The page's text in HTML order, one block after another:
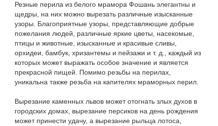
Резные перила из белого мрамора Фошань элегантны и
щедры, на них можно вырезать различные изысканные
узоры. Благоприятные узоры, представляющие добрые
пожелания людей, различные яркие цветы, насекомые,
птицы и животные, изысканные и красивые сливы,
орхидеи, бамбук, хризантемы и пейзажи и т. д., каждый из
которых может выражать особое значение и является
прекрасной пищей. Помимо резьбы на перилах,
уникальна также резьба на капителях мраморных перил.
Вырезание каменных львов может отогнать злых духов в
городских домах, вырезание персиков на день рождения
может принести удачу, а вырезание рыльца лотоса,